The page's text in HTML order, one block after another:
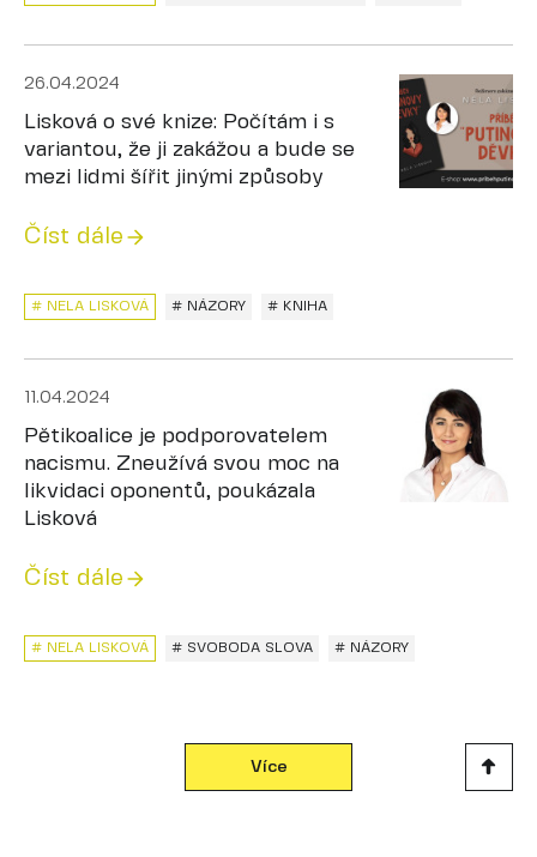
26.04.2024
Lisková o své knize: Počítám i s
variantou, že ji zakážou a bude se
mezi lidmi šířit jinými způsoby
Číst dále
# NÁZORY
# NELA LISKOVÁ # KNIHA
11.04.2024
Pětikoalice je podporovatelem
nacismu. Zneužívá svou moc na
likvidaci oponentů, poukázala
Lisková
Číst dále
# SVOBODA SLOVA # NÁZORY
# NELA LISKOVÁ
Více